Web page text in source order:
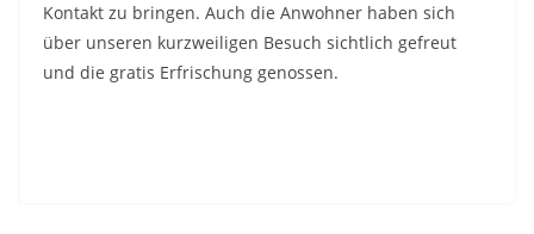
Kontakt zu bringen. Auch die Anwohner haben sich
über unseren kurzweiligen Besuch sichtlich gefreut
und die gratis Erfrischung genossen.